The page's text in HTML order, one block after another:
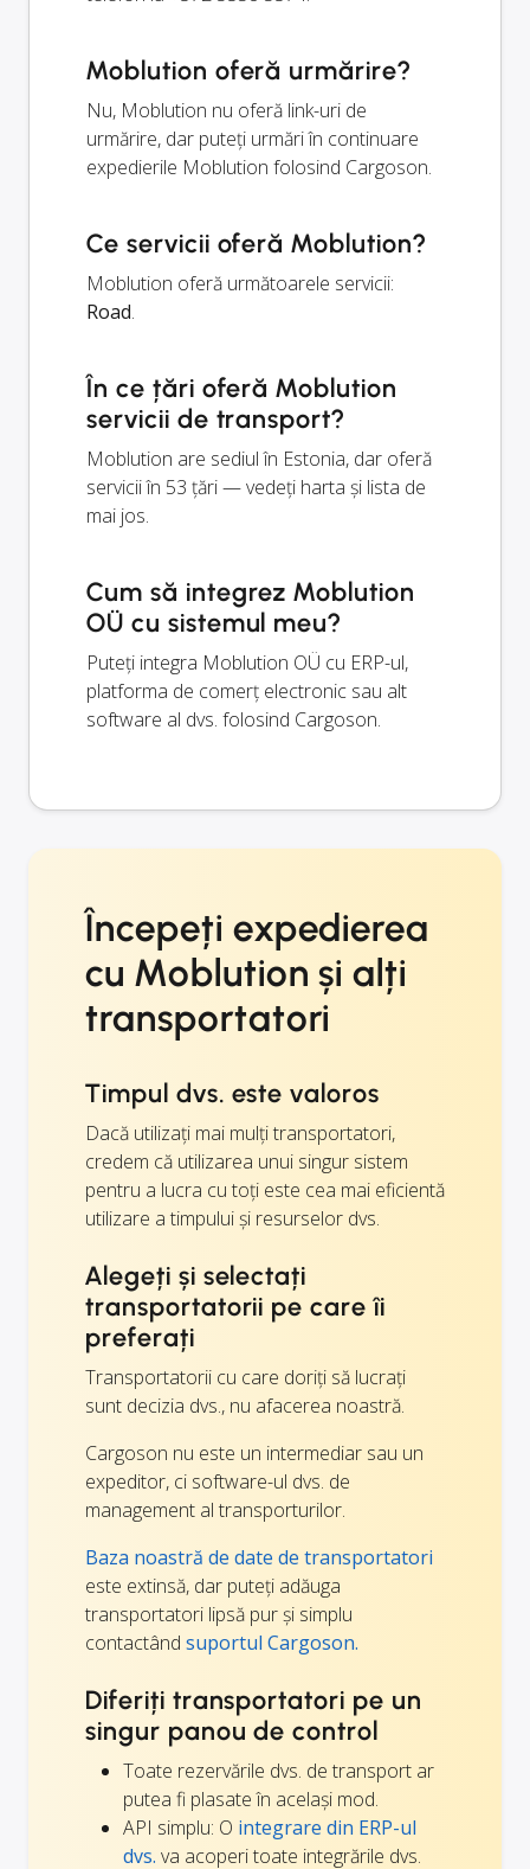
Moblution oferă urmărire?
Nu, Moblution nu oferă link-uri de
urmărire, dar puteți urmări în continuare
expedierile Moblution folosind Cargoson.
Ce servicii oferă Moblution?
Moblution oferă următoarele servicii:
Road.
În ce țări oferă Moblution
servicii de transport?
Moblution are sediul în Estonia, dar oferă
servicii în 53 țări — vedeți harta și lista de
mai jos.
Cum să integrez Moblution
OÜ cu sistemul meu?
Puteți integra Moblution OÜ cu ERP-ul,
platforma de comerț electronic sau alt
software al dvs. folosind Cargoson.
Începeți expedierea
cu Moblution și alți
transportatori
Timpul dvs. este valoros
Dacă utilizați mai mulți transportatori,
credem că utilizarea unui singur sistem
pentru a lucra cu toți este cea mai eficientă
utilizare a timpului și resurselor dvs.
Alegeți și selectați
transportatorii pe care îi
preferați
Transportatorii cu care doriți să lucrați
sunt decizia dvs., nu afacerea noastră.
Cargoson nu este un intermediar sau un
expeditor, ci software-ul dvs. de
management al transporturilor.
Baza noastră de date de transportatori
este extinsă, dar puteți adăuga
transportatori lipsă pur și simplu
contactând suportul Cargoson.
Diferiți transportatori pe un
singur panou de control
Toate rezervările dvs. de transport ar
putea fi plasate în același mod.
API simplu: O integrare din ERP-ul
dvs. va acoperi toate integrările dvs.